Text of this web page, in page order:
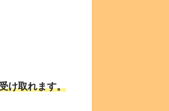
け取れます。